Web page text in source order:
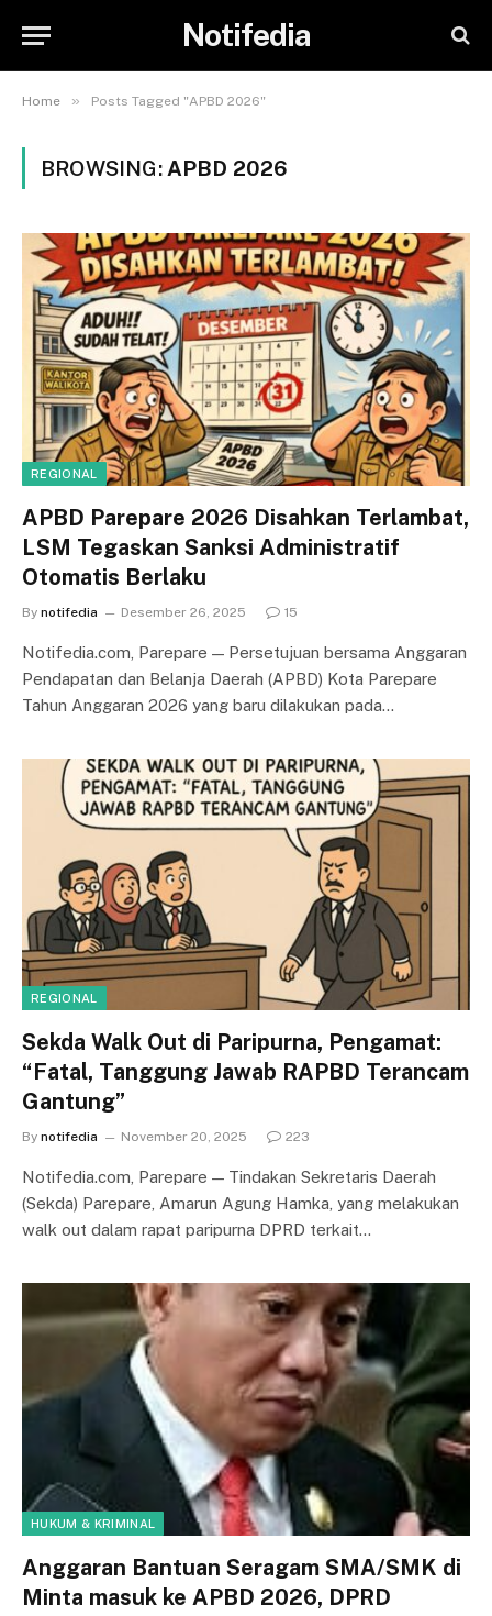
Notifedia
Home » Posts Tagged "APBD 2026"
BROWSING: APBD 2026
REGIONAL
APBD Parepare 2026 Disahkan Terlambat,
LSM Tegaskan Sanksi Administratif
Otomatis Berlaku
By notifedia Desember 26, 2025 15
Notifedia.com, Parepare — Persetujuan bersama Anggaran
Pendapatan dan Belanja Daerah (APBD) Kota Parepare
Tahun Anggaran 2026 yang baru dilakukan pada…
REGIONAL
Sekda Walk Out di Paripurna, Pengamat:
“Fatal, Tanggung Jawab RAPBD Terancam
Gantung”
By notifedia November 20, 2025 223
Notifedia.com, Parepare — Tindakan Sekretaris Daerah
(Sekda) Parepare, Amarun Agung Hamka, yang melakukan
walk out dalam rapat paripurna DPRD terkait…
HUKUM & KRIMINAL
Anggaran Bantuan Seragam SMA/SMK di
Minta masuk ke APBD 2026, DPRD